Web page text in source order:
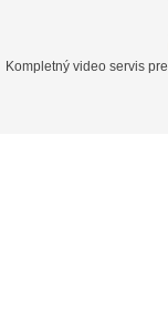
Kompletný video servis